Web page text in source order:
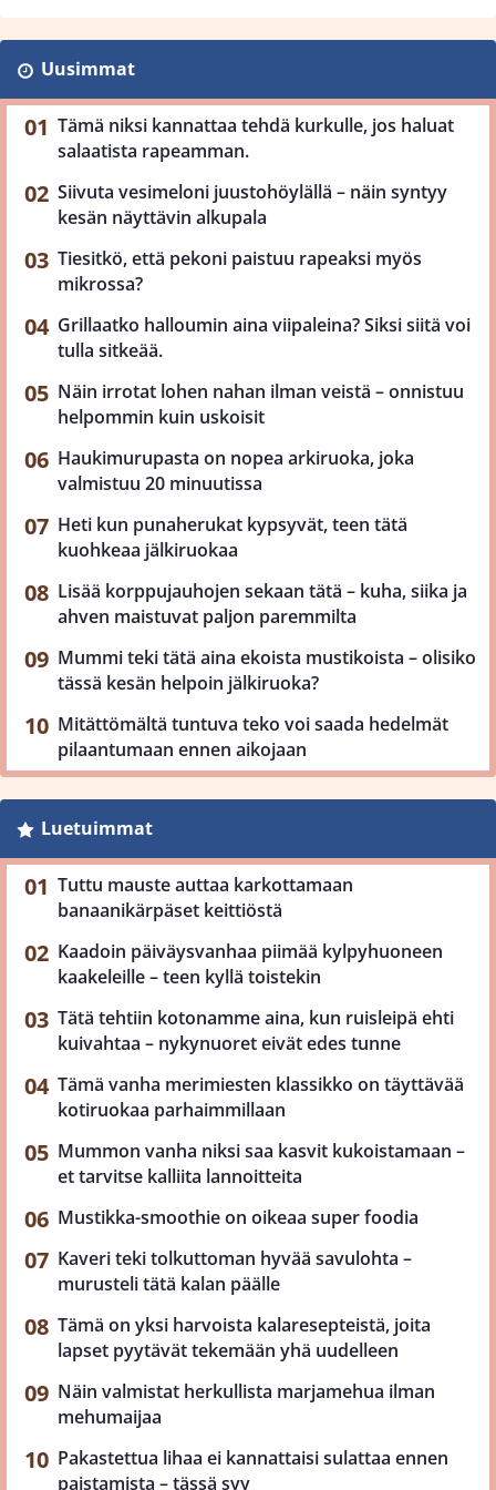
Uusimmat
Tämä niksi kannattaa tehdä kurkulle, jos haluat
salaatista rapeamman.
Siivuta vesimeloni juustohöylällä – näin syntyy
kesän näyttävin alkupala
Tiesitkö, että pekoni paistuu rapeaksi myös
mikrossa?
Grillaatko halloumin aina viipaleina? Siksi siitä voi
tulla sitkeää.
Näin irrotat lohen nahan ilman veistä – onnistuu
helpommin kuin uskoisit
Haukimurupasta on nopea arkiruoka, joka
valmistuu 20 minuutissa
Heti kun punaherukat kypsyvät, teen tätä
kuohkeaa jälkiruokaa
Lisää korppujauhojen sekaan tätä – kuha, siika ja
ahven maistuvat paljon paremmilta
Mummi teki tätä aina ekoista mustikoista – olisiko
tässä kesän helpoin jälkiruoka?
Mitättömältä tuntuva teko voi saada hedelmät
pilaantumaan ennen aikojaan
Luetuimmat
Tuttu mauste auttaa karkottamaan
banaanikärpäset keittiöstä
Kaadoin päiväysvanhaa piimää kylpyhuoneen
kaakeleille – teen kyllä toistekin
Tätä tehtiin kotonamme aina, kun ruisleipä ehti
kuivahtaa – nykynuoret eivät edes tunne
Tämä vanha merimiesten klassikko on täyttävää
kotiruokaa parhaimmillaan
Mummon vanha niksi saa kasvit kukoistamaan –
et tarvitse kalliita lannoitteita
Mustikka-smoothie on oikeaa super foodia
Kaveri teki tolkuttoman hyvää savulohta –
murusteli tätä kalan päälle
Tämä on yksi harvoista kalaresepteistä, joita
lapset pyytävät tekemään yhä uudelleen
Näin valmistat herkullista marjamehua ilman
mehumaijaa
Pakastettua lihaa ei kannattaisi sulattaa ennen
paistamista – tässä syy